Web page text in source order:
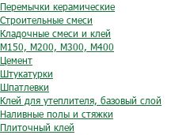
Перемычки керамические
Строительные смеси
Кладочные смеси и клей
М150, М200, М300, М400
Цемент
Штукатурки
Шпатлевки
Клей для утеплителя, базовый слой
Наливные полы и стяжки
Плиточный клей